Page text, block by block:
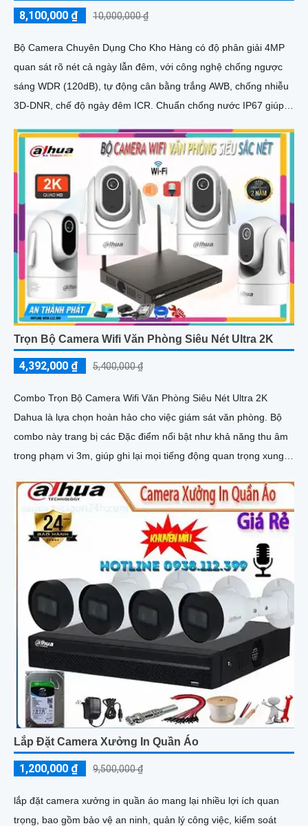
8,100,000 ₫ 10,000,000 ₫
Bộ Camera Chuyên Dụng Cho Kho Hàng có độ phân giải 4MP
quan sát rõ nét cả ngày lẫn đêm, với công nghệ chống ngược
sáng WDR (120dB), tự động cân bằng trắng AWB, chống nhiễu
3D-DNR, chế độ ngày đêm ICR. Chuẩn chống nước IP67 giúp
Trọn Bộ Camera Wifi Văn Phòng Siêu Nét Ultra 2K
4,392,000 ₫ 5,400,000 ₫
Combo Trọn Bộ Camera Wifi Văn Phòng Siêu Nét Ultra 2K
Dahua là lựa chọn hoàn hảo cho việc giám sát văn phòng. Bộ
combo này trang bị các Đặc điểm nổi bật như khả năng thu âm
trong phạm vi 3m, giúp ghi lại mọi tiếng động quan trọng xung
Lắp Đặt Camera Xưởng In Quần Áo
1,200,000 ₫ 9,500,000 ₫
lắp đặt camera xưởng in quần áo mang lại nhiều lợi ích quan
trọng, bao gồm bảo vệ an ninh, quản lý công việc, kiểm soát